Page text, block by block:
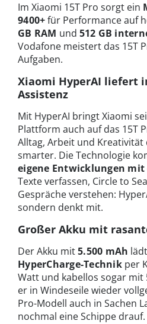
Im Xiaomi 15T Pro sorgt ein
9400+für Performance auf
GB RAM und 512 GB
Vodafone meistert das 15T
Aufgaben.
Xiaomi HyperAI liefert i
Assistenz
Mit HyperAI bringt Xiaomi
Plattform auch auf das 15T
Alltag, Arbeit und Kreativität
smarter. Die Technologie
eigene Entwicklungen mit
Texte verfassen, Circle to
Gespräche verstehen:
sondern denkt mit.
Großer Akku mit
Der Akku mit5.500 mAh
HyperCharge-Technikper
Watt und kabellos sogar mit
er in Windeseile wieder
Pro-Modell auch in Sachen
nochmal eine Schippe drauf.